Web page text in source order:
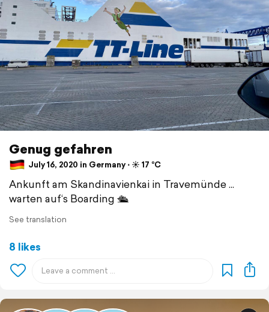
Genug gefahren
July 16, 2020 in Germany ⋅ ☀️ 17 °C
Ankunft am Skandinavienkai in Travemünde ...
warten auf‘s Boarding 🛳
See translation
8 likes